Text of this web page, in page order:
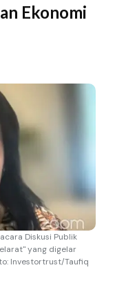
Ekonomi
Diskusi Publik
yang digelar
Investortrust/Taufiq